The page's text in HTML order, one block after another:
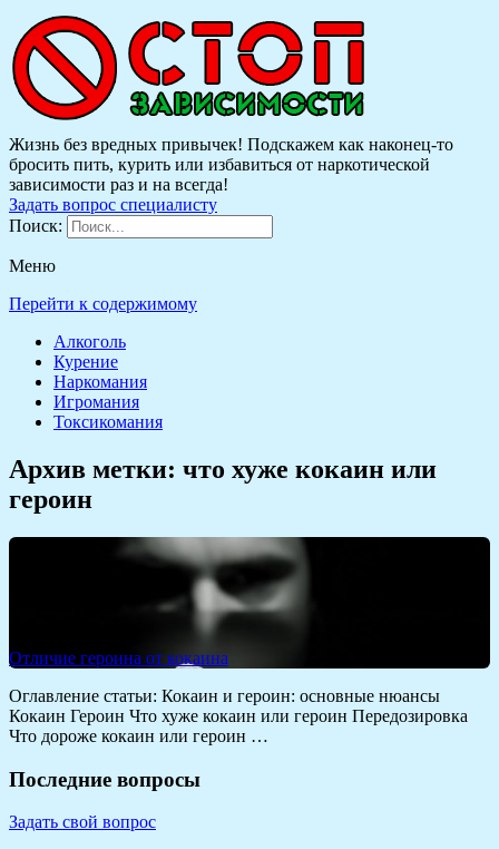
Жизнь без вредных привычек! Подскажем как наконец-то
бросить пить, курить или избавиться от наркотической
зависимости раз и на всегда!
Задать вопрос специалисту
Поиск:
Меню
Перейти к содержимому
Алкоголь
Курение
Наркомания
Игромания
Токсикомания
Архив метки: что хуже кокаин или
героин
Отличие героина от кокаина
Оглавление статьи: Кокаин и героин: основные нюансы
Кокаин Героин Что хуже кокаин или героин Передозировка
Что дороже кокаин или героин …
Последние вопросы
Задать свой вопрос